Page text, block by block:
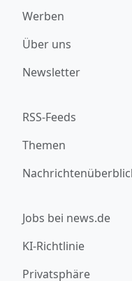
Werben
Über uns
Newsletter
RSS-Feeds
Themen
Jobs bei news.de
KI-Richtlinie
Privatsphäre